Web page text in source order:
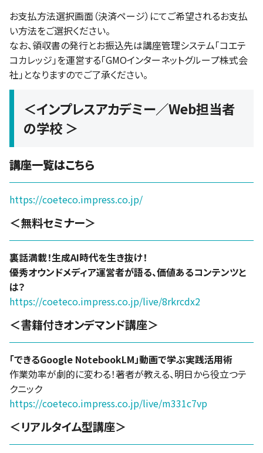
お支払方法選択画面（決済ページ）にてご希望されるお支払
い方法をご選択ください。
なお、領収書の発行とお振込先は講座管理システム「コエテ
コカレッジ」を運営する「GMOインターネットグループ株式会
社」となりますのでご了承ください。
＜インプレスアカデミー／Web担当者
の学校 ＞
講座一覧はこちら
https://coeteco.impress.co.jp/
＜無料セミナー＞
裏話満載！生成AI時代を生き抜け！
優秀オウンドメディア運営者が語る、価値あるコンテンツと
は？
https://coeteco.impress.co.jp/live/8rkrcdx2
＜書籍付きオンデマンド講座＞
「できるGoogle NotebookLM」動画で学ぶ実践活用術
作業効率が劇的に変わる！著者が教える、明日から役立つテ
クニック
https://coeteco.impress.co.jp/live/m331c7vp
＜リアルタイム型講座＞